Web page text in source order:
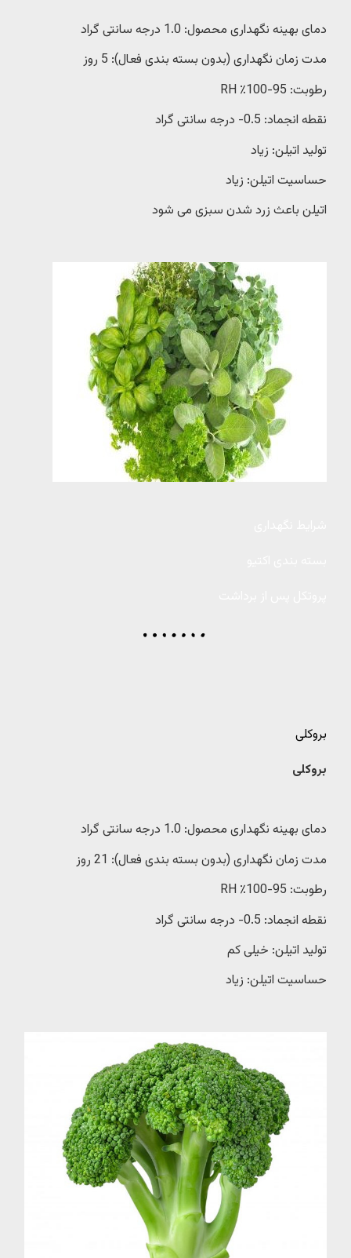
دمای بهینه نگهداری محصول: 1.0 درجه سانتی گراد
مدت زمان نگهداری (بدون بسته بندی فعال): 5 روز
رطوبت: 95-100٪ RH
نقطه انجماد: 0.5- درجه سانتی گراد
تولید اتیلن: زیاد
حساسیت اتیلن: زیاد
اتیلن باعث زرد شدن سبزی می شود
بروکلی
بروکلی
دمای بهینه نگهداری محصول: 1.0 درجه سانتی گراد
مدت زمان نگهداری (بدون بسته بندی فعال): 21 روز
رطوبت: 95-100٪ RH
نقطه انجماد: 0.5- درجه سانتی گراد
تولید اتیلن: خیلی کم
حساسیت اتیلن: زیاد